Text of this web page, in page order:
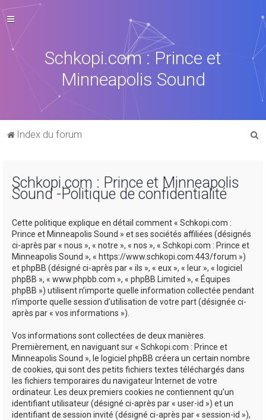
Schkopi.com : Prince et
Minneapolis Sound
Index du forum
Schkopi.com : Prince et Minneapolis
Sound -Politique de confidentialité
Cette politique explique en détail comment « Schkopi.com :
Prince et Minneapolis Sound » et ses sociétés affiliées (désignés
ci-après par « nous », « notre », « nos », « Schkopi.com : Prince et
Minneapolis Sound », « https://www.schkopi.com:443/forum »)
et phpBB (désigné ci-après par « ils », « eux », « leur », « logiciel
phpBB », « www.phpbb.com », « phpBB Limited », « Équipes
phpBB ») utilisent n’importe quelle information collectée pendant
n’importe quelle session d’utilisation de votre part (désignée ci-
après par « vos informations »).
Vos informations sont collectées de deux manières.
Premièrement, en naviguant sur « Schkopi.com : Prince et
Minneapolis Sound », le logiciel phpBB créera un certain nombre
de cookies, qui sont des petits fichiers textes téléchargés dans
les fichiers temporaires du navigateur Internet de votre
ordinateur. Les deux premiers cookies ne contiennent qu’un
identifiant utilisateur (désigné ci-après par « user-id ») et un
identifiant de session invité (désigné ci-après par « session-id »),